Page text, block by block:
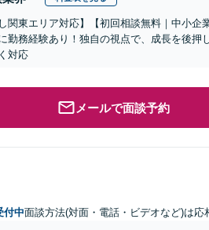
関東エリア対応】【初回相談無料｜中小
勤務経験あり！独自の視点で、成長を後
対応
メールで面談予約
付中面談方法(対面・電話・ビデオなど)は応